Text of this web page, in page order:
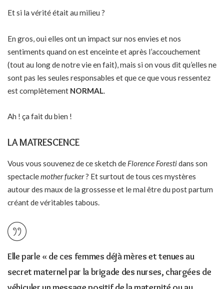
Et si la vérité était au milieu ?
En gros, oui elles ont un impact sur nos envies et nos
sentiments quand on est enceinte et après l’accouchement
(tout au long de notre vie en fait), mais si on vous dit qu’elles ne
sont pas les seules responsables et que ce que vous ressentez
est complètement NORMAL.
Ah ! ça fait du bien !
LA MATRESCENCE
Vous vous souvenez de ce sketch de Florence Forestidans son
spectaclemother fucker? Et surtout de tous ces mystères
autour des maux de la grossesse et le mal être du post partum
créant de véritables tabous.
Elle parle « de ces femmes déjà mères et tenues au
secret maternel par la brigade des nurses, chargées de